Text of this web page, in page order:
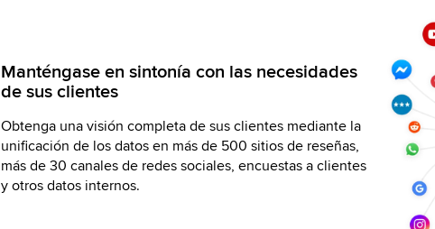
Manténgase en sintonía con las necesidades
de sus clientes
Obtenga una visión completa de sus clientes mediante la
unificación de los datos en más de 500 sitios de reseñas,
más de 30 canales de redes sociales, encuestas a clientes
y otros datos internos.
Innove de forma más rápida con información
en tiempo real
Acelere el ritmo de la innovación con análisis avanzados
para realizar análisis visuales y en el nivel de frase, y
agregue información por atributo y producto.
Mida el impacto del lanzamiento en su
audiencia objetivo
Obtenga la opinión del mercado en tiempo real sobre los
lanzamientos de productos, lanzamientos de funciones o
conferencias tecnológicas sobre varios aspectos del
producto para identificar áreas de mejora.